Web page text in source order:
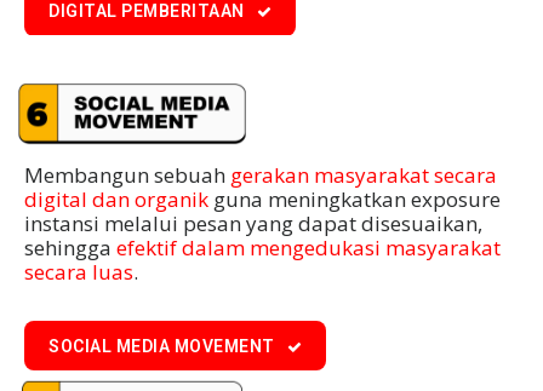
DIGITAL PEMBERITAAN
Membangun sebuah gerakan masyarakat secara
digital dan organik guna meningkatkan exposure
instansi melalui pesan yang dapat disesuaikan,
sehingga efektif dalam mengedukasi masyarakat
secara luas.
SOCIAL MEDIA MOVEMENT